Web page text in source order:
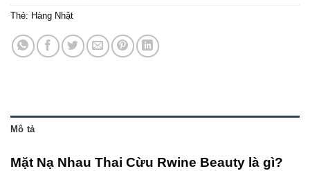
Thẻ: Hàng Nhật
Mô tả
Mặt Nạ Nhau Thai Cừu Rwine Beauty là gì?